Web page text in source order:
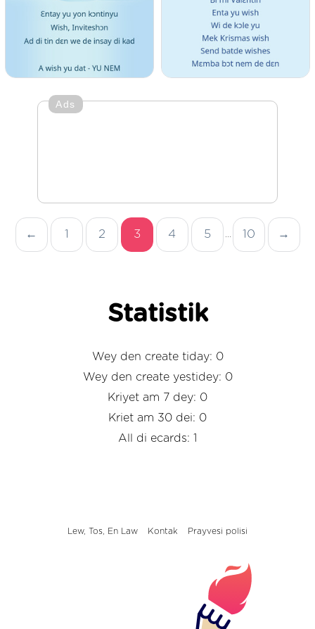
Ads
← 1 2 3 4 5 10 →
Statistik
Wey den create tiday: 0
Wey den create yestidey: 0
Kriyet am 7 dey: 0
Kriet am 30 dei: 0
All di ecards: 1
Lew, Tos, En Law Kontak Prayvesi polisi